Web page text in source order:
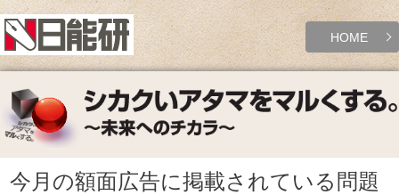
HOME
今月の額面広告に掲載されている問題